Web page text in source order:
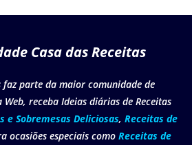
Casa das Receitas
faz parte da maior comunidade de
Web, receba Ideias diárias de Receitas
e Sobremesas Deliciosas, Receitas de
ocasiões especiais como Receitas de